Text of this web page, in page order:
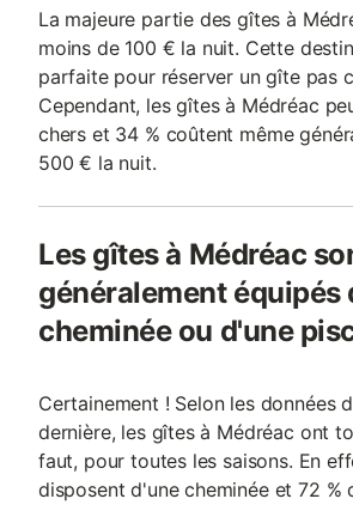
La majeure partie des gîtes à
moins de 100 € la nuit. Cette
parfaite pour réserver un gîte pas
Cependant, les gîtes à Médréac
chers et 34 % coûtent même
500 € la nuit.
Les gîtes à Médréac
généralement équipés
cheminée ou d'une
Certainement ! Selon les données
dernière, les gîtes à Médréac ont
faut, pour toutes les saisons. En
disposent d'une cheminée et 72 %